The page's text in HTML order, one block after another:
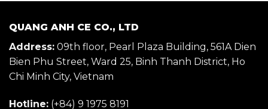
QUANG ANH CE CO., LTD
Address: 09th floor, Pearl Plaza Building, 561A Dien
Bien Phu Street, Ward 25, Binh Thanh District, Ho
Chi Minh City, Vietnam
Hotline: (+84) 9 1975 8191